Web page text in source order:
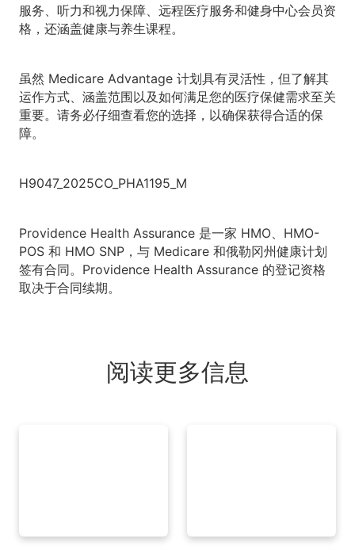
服务、听力和视力保障、远程医疗服务和健身中心会员资
格，还涵盖健康与养生课程。
虽然 Medicare Advantage 计划具有灵活性，但了解其
运作方式、涵盖范围以及如何满足您的医疗保健需求至关
重要。请务必仔细查看您的选择，以确保获得合适的保
障。
H9047_2025CO_PHA1195_M
Providence Health Assurance 是一家 HMO、HMO-
POS 和 HMO SNP，与 Medicare 和俄勒冈州健康计划
签有合同。Providence Health Assurance 的登记资格
取决于合同续期。
阅读更多信息